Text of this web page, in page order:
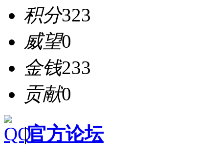
积分323
威望0
金钱233
贡献0
|官方论坛